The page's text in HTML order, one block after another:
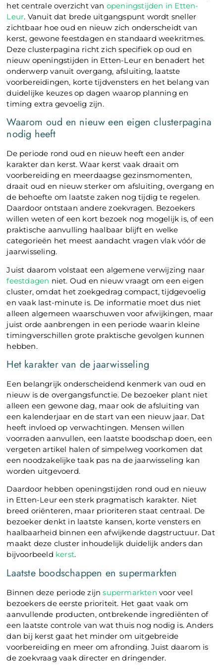
het centrale overzicht van openingstijden in Etten-
Leur. Vanuit dat brede uitgangspunt wordt sneller
zichtbaar hoe oud en nieuw zich onderscheidt van
kerst, gewone feestdagen en standaard weekritmes.
Deze clusterpagina richt zich specifiek op oud en
nieuw openingstijden in Etten-Leur en benadert het
onderwerp vanuit overgang, afsluiting, laatste
voorbereidingen, korte tijdvensters en het belang van
duidelijke keuzes op dagen waarop planning en
timing extra gevoelig zijn.
Waarom oud en nieuw een eigen clusterpagina
nodig heeft
De periode rond oud en nieuw heeft een ander
karakter dan kerst. Waar kerst vaak draait om
voorbereiding en meerdaagse gezinsmomenten,
draait oud en nieuw sterker om afsluiting, overgang en
de behoefte om laatste zaken nog tijdig te regelen.
Daardoor ontstaan andere zoekvragen. Bezoekers
willen weten of een kort bezoek nog mogelijk is, of een
praktische aanvulling haalbaar blijft en welke
categorieën het meest aandacht vragen vlak vóór de
jaarwisseling.
Juist daarom volstaat een algemene verwijzing naar
feestdagen niet. Oud en nieuw vraagt om een eigen
cluster, omdat het zoekgedrag compact, tijdgevoelig
en vaak last-minute is. De informatie moet dus niet
alleen algemeen waarschuwen voor afwijkingen, maar
juist orde aanbrengen in een periode waarin kleine
timingverschillen grote praktische gevolgen kunnen
hebben.
Het karakter van de jaarwisseling
Een belangrijk onderscheidend kenmerk van oud en
nieuw is de overgangsfunctie. De bezoeker plant niet
alleen een gewone dag, maar ook de afsluiting van
een kalenderjaar en de start van een nieuw jaar. Dat
heeft invloed op verwachtingen. Mensen willen
voorraden aanvullen, een laatste boodschap doen, een
vergeten artikel halen of simpelweg voorkomen dat
een noodzakelijke taak pas na de jaarwisseling kan
worden uitgevoerd.
Daardoor hebben openingstijden rond oud en nieuw
in Etten-Leur een sterk pragmatisch karakter. Niet
breed oriënteren, maar prioriteren staat centraal. De
bezoeker denkt in laatste kansen, korte vensters en
haalbaarheid binnen een afwijkende dagstructuur. Dat
maakt deze cluster inhoudelijk duidelijk anders dan
bijvoorbeeld kerst.
Laatste boodschappen en supermarkten
Binnen deze periode zijnsupermarkten voor veel
bezoekers de eerste prioriteit. Het gaat vaak om
aanvullende producten, ontbrekende ingrediënten of
een laatste controle van wat thuis nog nodig is. Anders
dan bij kerst gaat het minder om uitgebreide
voorbereiding en meer om afronding. Juist daarom is
de zoekvraag vaak directer en dringender.